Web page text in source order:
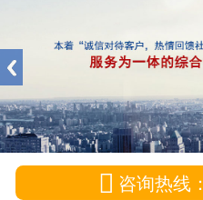
 咨询热线：